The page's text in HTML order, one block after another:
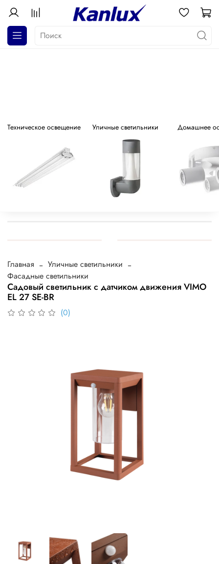
АКЦИЯ! Почти даром!
Распродажа серия GALOBA !
Техническое освещение Уличные светильники Домашнее
Главная
Уличные светильники
Фасадные светильники
Садовый светильник с датчиком движения VIMO
EL 27 SE-BR
(0)